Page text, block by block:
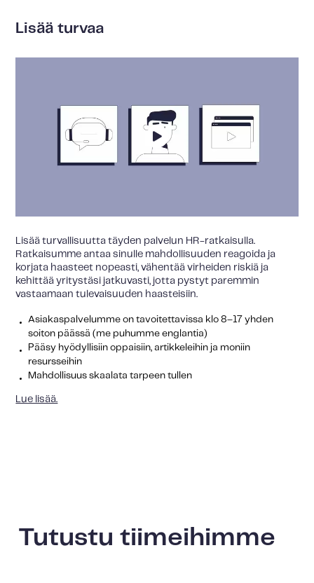
Lisää turvaa
Lisää turvallisuutta täyden palvelun HR-ratkaisulla.
Ratkaisumme antaa sinulle mahdollisuuden reagoida ja
korjata haasteet nopeasti, vähentää virheiden riskiä ja
kehittää yritystäsi jatkuvasti, jotta pystyt paremmin
vastaamaan tulevaisuuden haasteisiin.
Asiakaspalvelumme on tavoitettavissa klo 8–17 yhden
soiton päässä (me puhumme englantia)
Pääsy hyödyllisiin oppaisiin, artikkeleihin ja moniin
resursseihin
Mahdollisuus skaalata tarpeen tullen
Lue lisää.
Tutustu tiimeihimme